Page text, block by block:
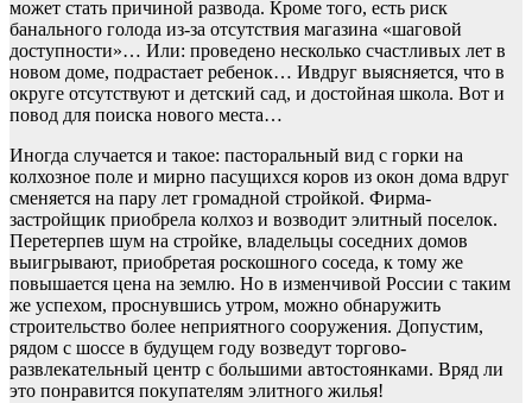
может стать причиной развода. Кроме того, есть риск
банального голода из-за отсутствия магазина «шаговой
доступности»… Или: проведено несколько счастливых лет в
новом доме, подрастает ребенок… Ивдруг выясняется, что в
округе отсутствуют и детский сад, и достойная школа. Вот и
повод для поиска нового места…
Иногда случается и такое: пасторальный вид с горки на
колхозное поле и мирно пасущихся коров из окон дома вдруг
сменяется на пару лет громадной стройкой. Фирма-
застройщик приобрела колхоз и возводит элитный поселок.
Перетерпев шум на стройке, владельцы соседних домов
выигрывают, приобретая роскошного соседа, к тому же
повышается цена на землю. Но в изменчивой России с таким
же успехом, проснувшись утром, можно обнаружить
строительство более неприятного сооружения. Допустим,
рядом с шоссе в будущем году возведут торгово-
развлекательный центр с большими автостоянками. Вряд ли
это понравится покупателям элитного жилья!